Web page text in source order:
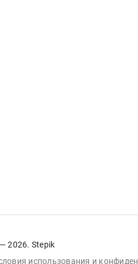
2026. Stepik
использования и